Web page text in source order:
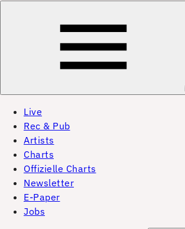
Live
Rec & Pub
Artists
Charts
Offizielle Charts
Newsletter
E-Paper
Jobs